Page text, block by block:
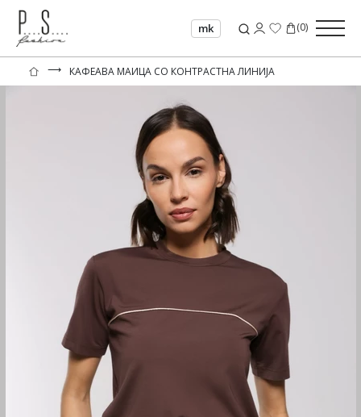
mk (0)
⟶ КАФЕАВА МАИЦА СО КОНТРАСТНА ЛИНИЈА